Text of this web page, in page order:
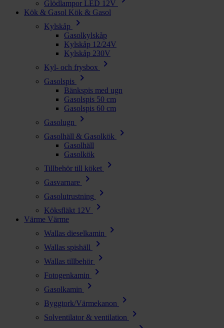
Glödlampor LED 12V
Kök & Gasol Kök & Gasol
Kylskåp
chevron_right
Gasolkylskåp
Kylskåp 12/24V
Kylskåp 230V
Kyl- och frysbox
chevron_right
Gasolspis chevron_right
Bänkspis med ugn
Gasolspis 50 cm
Gasolspis 60 cm
Gasolugn
chevron_right
Gasolhäll & Gasolkök chevron_right
Gasolhäll
Gasolkök
Tillbehör till köket
chevron_right
Gasvarnare chevron_right
Gasolutrustning chevron_right
Köksfläkt 12V chevron_right
Värme Värme
Wallas dieselkamin
chevron_right
Wallas spishäll chevron_right
Wallas tillbehör chevron_right
Fotogenkamin chevron_right
Gasolkamin chevron_right
Byggtork/Värmekanon chevron_right
Solventilator & ventilation chevron_right